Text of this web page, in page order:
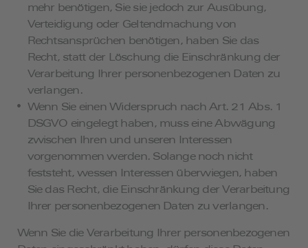
mehr benötigen, Sie sie jedoch zur Ausübung,
Verteidigung oder Geltendmachung von
Rechtsansprüchen benötigen, haben Sie das
Recht, statt der Löschung die Einschränkung der
Verarbeitung Ihrer personenbezogenen Daten zu
verlangen.
Wenn Sie einen Widerspruch nach Art. 21 Abs. 1
DSGVO eingelegt haben, muss eine Abwägung
zwischen Ihren und unseren Interessen
vorgenommen werden. Solange noch nicht
feststeht, wessen Interessen überwiegen, haben
Sie das Recht, die Einschränkung der Verarbeitung
Ihrer personenbezogenen Daten zu verlangen.
Wenn Sie die Verarbeitung Ihrer personenbezogenen